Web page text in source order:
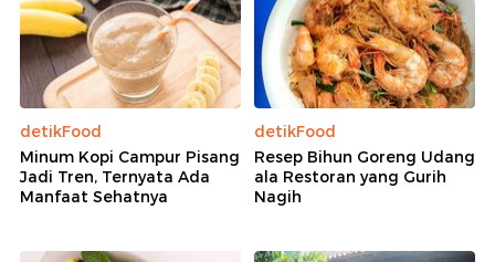
detikFood
Minum Kopi Campur Pisang
Jadi Tren, Ternyata Ada
Manfaat Sehatnya
detikFood
Resep Bihun Goreng Udang
ala Restoran yang Gurih
Nagih